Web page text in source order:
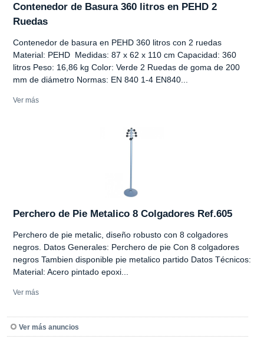
Contenedor de Basura 360 litros en PEHD 2
Ruedas
Contenedor de basura en PEHD 360 litros con 2 ruedas
Material: PEHD Medidas: 87 x 62 x 110 cm Capacidad: 360
litros Peso: 16,86 kg Color: Verde 2 Ruedas de goma de 200
mm de diámetro Normas: EN 840 1-4 EN840...
Ver más
Perchero de Pie Metalico 8 Colgadores Ref.605
Perchero de pie metalic, diseño robusto con 8 colgadores
negros. Datos Generales: Perchero de pie Con 8 colgadores
negros Tambien disponible pie metalico partido Datos Técnicos:
Material: Acero pintado epoxi...
Ver más
Ver más anuncios